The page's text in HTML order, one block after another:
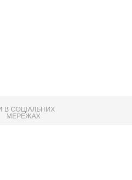
В СОЦІАЛЬНИХ
МЕРЕЖАХ